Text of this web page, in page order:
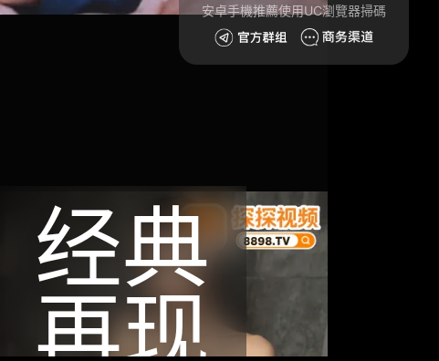
安卓手機推薦使用UC瀏覽器掃碼
经典
再现